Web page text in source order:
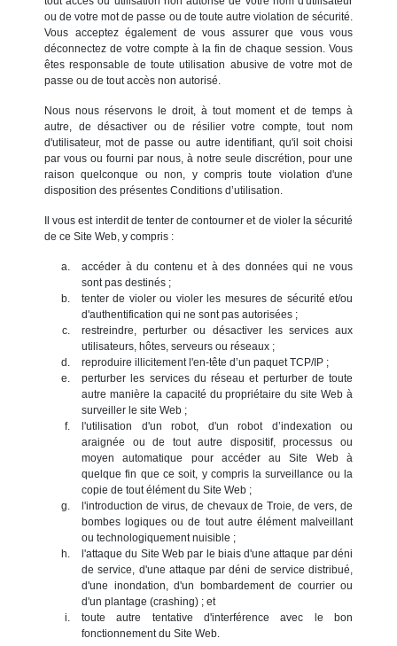
ou de votre mot de passe ou de toute autre violation de sécurité.
Vous acceptez également de vous assurer que vous vous
déconnectez de votre compte à la fin de chaque session. Vous
êtes responsable de toute utilisation abusive de votre mot de
passe ou de tout accès non autorisé.
Nous nous réservons le droit, à tout moment et de temps à
autre, de désactiver ou de résilier votre compte, tout nom
d'utilisateur, mot de passe ou autre identifiant, qu'il soit choisi
par vous ou fourni par nous, à notre seule discrétion, pour une
raison quelconque ou non, y compris toute violation d'une
disposition des présentes Conditions d’utilisation.
Il vous est interdit de tenter de contourner et de violer la sécurité
de ce Site Web, y compris :
accéder à du contenu et à des données qui ne vous
sont pas destinés ;
tenter de violer ou violer les mesures de sécurité et/ou
d'authentification qui ne sont pas autorisées ;
restreindre, perturber ou désactiver les services aux
utilisateurs, hôtes, serveurs ou réseaux ;
reproduire illicitement l'en-tête d’un paquet TCP/IP ;
perturber les services du réseau et perturber de toute
autre manière la capacité du propriétaire du site Web à
surveiller le site Web ;
l'utilisation d'un robot, d'un robot d’indexation ou
araignée ou de tout autre dispositif, processus ou
moyen automatique pour accéder au Site Web à
quelque fin que ce soit, y compris la surveillance ou la
copie de tout élément du Site Web ;
l'introduction de virus, de chevaux de Troie, de vers, de
bombes logiques ou de tout autre élément malveillant
ou technologiquement nuisible ;
l'attaque du Site Web par le biais d'une attaque par déni
de service, d'une attaque par déni de service distribué,
d'une inondation, d'un bombardement de courrier ou
d'un plantage (crashing) ; et
toute autre tentative d'interférence avec le bon
fonctionnement du Site Web.